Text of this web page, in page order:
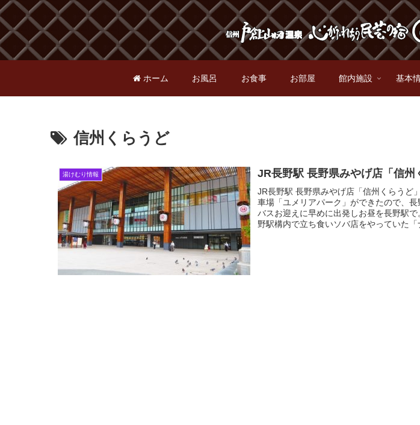
ホーム お風呂 お食事 お部屋 館内施設 基本
信州くらうど
湯けむり情報 JR長野駅 長野県みやげ店「信州
JR長野駅 長野県みやげ店「信州くらうど
車場「ユメリアパーク」ができたので、
バスお迎えに早めに出発しお昼を長野駅
野駅構内で立ち食いソバ店をやっていた「